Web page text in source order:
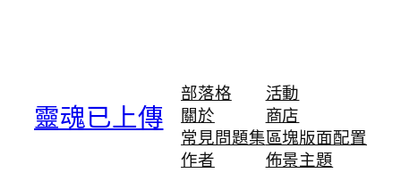
靈魂已上傳
部落格
關於
常見問題集
作者
活動
商店
區塊版面配置
佈景主題